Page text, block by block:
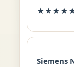
★★★★★
Siemens